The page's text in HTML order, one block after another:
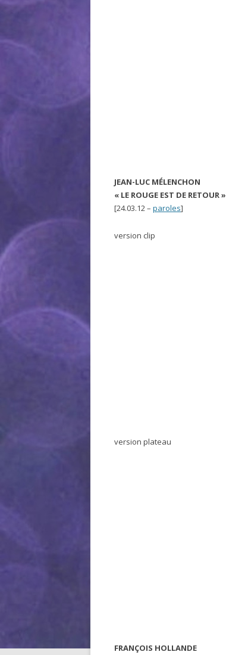
JEAN-LUC MÉLENCHON
« LE ROUGE EST DE RETOUR »
[24.03.12 – paroles]
version clip
version plateau
FRANÇOIS HOLLANDE